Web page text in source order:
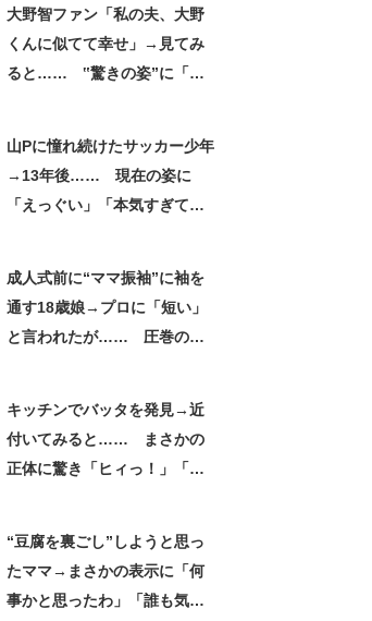
大野智ファン「私の夫、大野
くんに似てて幸せ」→見てみ
ると…… ‟驚きの姿”に「最
山Pに憧れ続けたサッカー少年
→13年後…… 現在の姿に
「えっぐい」「本気すぎて尊
成人式前に“ママ振袖”に袖を
通す18歳娘→プロに「短い」
と言われたが…… 圧巻の着
キッチンでバッタを発見→近
付いてみると…… まさかの
正体に驚き「ヒィっ！」「心
“豆腐を裏ごし”しようと思っ
たママ→まさかの表示に「何
事かと思ったわ」「誰も気付